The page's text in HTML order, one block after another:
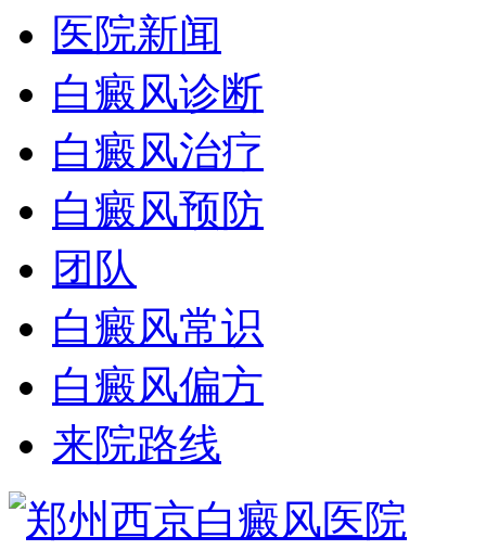
医院新闻
白癜风诊断
白癜风治疗
白癜风预防
团队
白癜风常识
白癜风偏方
来院路线